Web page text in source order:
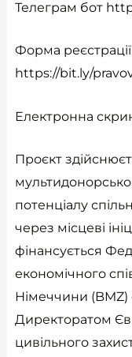
Телеграм бот
Форма
https://bit.ly/
Електронна
Проєкт
потенціалу
через місцеві
фінансується
економічного
Німеччини (BMZ)
Директоратом
цивільного